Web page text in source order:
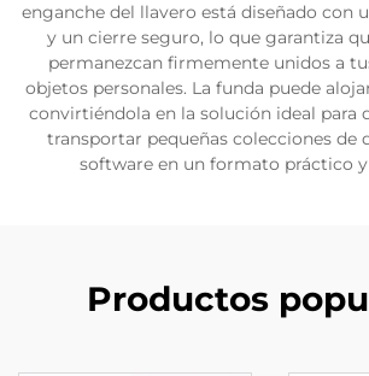
enganche del llavero está diseñado con
y un cierre seguro, lo que garantiza
permanezcan firmemente unidos a
objetos personales. La funda puede
convirtiéndola en la solución ideal para
transportar pequeñas colecciones de
software en un formato práctico
Productos